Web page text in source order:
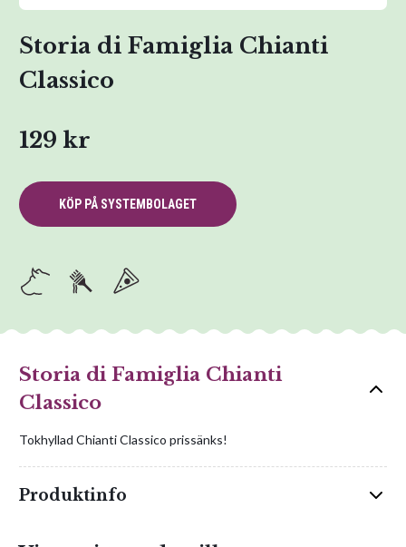
Storia di Famiglia Chianti
Classico
129 kr
KÖP PÅ SYSTEMBOLAGET
Storia di Famiglia Chianti
Classico
Tokhyllad Chianti Classico prissänks!
Produktinfo